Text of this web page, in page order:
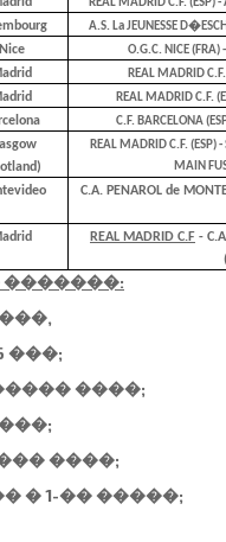
REAL MADRID C.F. (ESP)
A.S. La JEUNESSE
Nice O.G.C. NICE (FRA)
REAL MADRID
REAL MADRID C.F.
C.F. BARCELONA
REAL MADRID C.F. (ESP)
MAIN
C.A. PENAROL de
REAL MADRID C.F -
���;
����;
����;
� 1-�� �����;